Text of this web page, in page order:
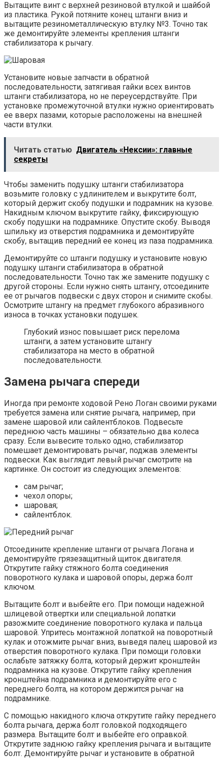
Вытащите винт с верхней резиновой втулкой и шайбой
из пластика. Рукой потяните конец штанги вниз и
вытащите резинометаллическую втулку №3. Точно так
же демонтируйте элементы крепления штанги
стабилизатора к рычагу.
Установите новые запчасти в обратной
последовательности, затягивая гайки всех винтов
штанги стабилизатора, но не переусердствуйте. При
установке промежуточной втулки нужно ориентировать
ее вверх пазами, которые расположены на внешней
части втулки.
Читать статью Двигатель «Нексии»: главные
секреты
Чтобы заменить подушку штанги стабилизатора
возьмите головку с удлинителем и выкрутите болт,
который держит скобу подушки и подрамник на кузове.
Накидным ключом выкрутите гайку, фиксирующую
скобу подушки на подрамнике. Опустите скобу. Выводя
шпильку из отверстия подрамника и демонтируйте
скобу, вытащив передний ее конец из паза подрамника.
Демонтируйте со штанги подушку и установите новую
подушку штанги стабилизатора в обратной
последовательности. Точно так же замените подушку с
другой стороны. Если нужно снять штангу, отсоедините
ее от рычагов подвески с двух сторон и снимите скобы.
Осмотрите штангу на предмет глубокого абразивного
износа в точках установки подушек.
Глубокий износ повышает риск перелома
штанги, а затем установите штангу
стабилизатора на место в обратной
последовательности.
Замена рычага спереди
Иногда при ремонте ходовой Рено Логан своими руками
требуется замена или снятие рычага, например, при
замене шаровой или сайлентблоков. Подвесьте
переднюю часть машины – обязательно два колеса
сразу. Если вывесите только одно, стабилизатор
помешает демонтировать рычаг, поджав элементы
подвески. Как выглядит левый рычаг смотрите на
картинке. Он состоит из следующих элементов:
сам рычаг;
чехол опоры;
шаровая;
сайлентблок.
Отсоедините крепление штанги от рычага Логана и
демонтируйте грязезащитный щиток двигателя.
Открутите гайку стяжного болта соединения
поворотного кулака и шаровой опоры, держа болт
ключом.
Вытащите болт и выбейте его. При помощи надежной
шлицевой отвертки или специальной лопатки
разожмите соединение поворотного кулака и пальца
шаровой. Упритесь монтажной лопаткой на поворотный
кулак и отожмите рычаг вниз, выведя палец шаровой из
отверстия поворотного кулака. При помощи головки
ослабьте затяжку болта, который держит кронштейн
подрамника на кузове. Открутите гайку крепления
кронштейна подрамника и демонтируйте его с
переднего болта, на котором держится рычаг на
подрамнике.
С помощью накидного ключа открутите гайку переднего
болта рычага, держа болт головкой подходящего
размера. Вытащите болт и выбейте его оправкой.
Открутите заднюю гайку крепления рычага и вытащите
болт. Демонтируйте рычаг и установите в обратной